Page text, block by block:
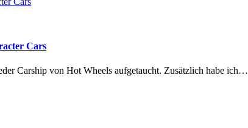
Cars
Carship von Hot Wheels aufgetaucht. Zusätzlich habe ich…